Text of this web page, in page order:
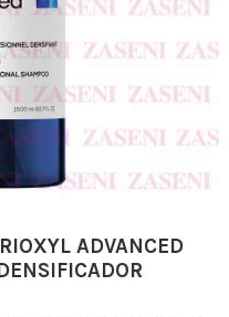
ADVANCED